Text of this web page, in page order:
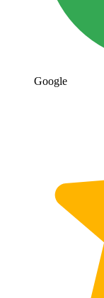
Google